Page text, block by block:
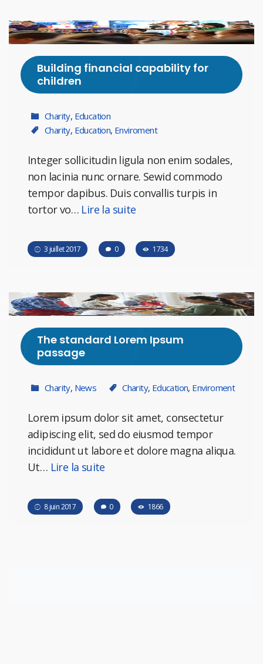
Building financial capability for
children
Charity, Education
Charity, Education, Enviroment
Integer sollicitudin ligula non enim sodales,
non lacinia nunc ornare. Sewid commodo
tempor dapibus. Duis convallis turpis in
tortor vo… Lire la suite
3 juillet 2017 0 1734
The standard Lorem Ipsum
passage
Charity, News Charity, Education, Enviroment
Lorem ipsum dolor sit amet, consectetur
adipiscing elit, sed do eiusmod tempor
incididunt ut labore et dolore magna aliqua.
Ut… Lire la suite
8 juin 2017 0 1866